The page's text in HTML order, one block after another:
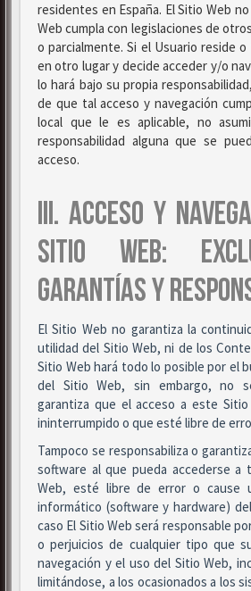
residentes en España. El Sitio Web
Web cumpla con legislaciones de
o parcialmente. Si el Usuario reside
en otro lugar y decide acceder y/o
lo hará bajo su propia
de que tal acceso y navegación
local que le es aplicable, no
responsabilidad alguna que se
acceso.
III. ACCESO Y
SITIO WEB:
GARANTÍAS Y
El Sitio Web no garantiza la
utilidad del Sitio Web, ni de los
Sitio Web hará todo lo posible por el
del Sitio Web, sin embargo, no
garantiza que el acceso a este
ininterrumpido o que esté libre de
Tampoco se responsabiliza o
software al que pueda accederse a
Web, esté libre de error o cause
informático (software y hardware)
caso El Sitio Web será responsable
o perjuicios de cualquier tipo que
navegación y el uso del Sitio Web,
limitándose, a los ocasionados a los